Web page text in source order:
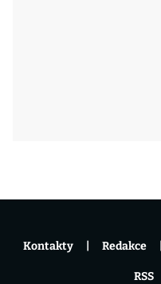
Kontakty Redakce
RSS